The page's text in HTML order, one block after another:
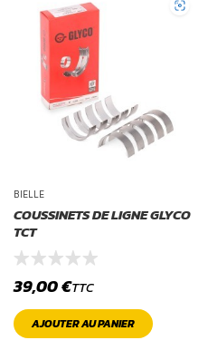
BIELLE
COUSSINETS DE LIGNE GLYCO
TCT
39,00€TTC
AJOUTER AU PANIER